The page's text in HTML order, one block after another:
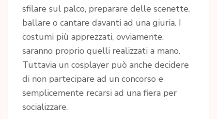
sfilare sul palco, preparare delle scenette,
ballare o cantare davanti ad una giuria. I
costumi più apprezzati, ovviamente,
saranno proprio quelli realizzati a mano.
Tuttavia un cosplayer può anche decidere
di non partecipare ad un concorso e
semplicemente recarsi ad una fiera per
socializzare.